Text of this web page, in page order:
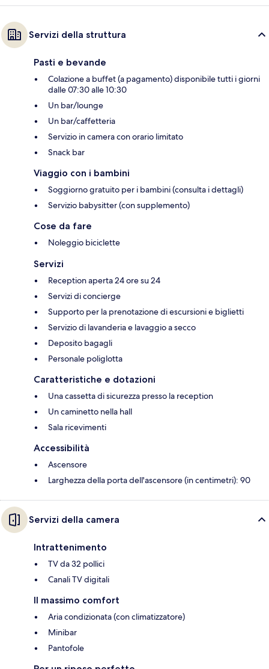
Servizi della struttura
Pasti e bevande
Colazione a buffet (a pagamento) disponibile tutti i giorni
dalle 07:30 alle 10:30
Un bar/lounge
Un bar/caffetteria
Servizio in camera con orario limitato
Snack bar
Viaggio con i bambini
Soggiorno gratuito per i bambini (consulta i dettagli)
Servizio babysitter (con supplemento)
Cose da fare
Noleggio biciclette
Servizi
Reception aperta 24 ore su 24
Servizi di concierge
Supporto per la prenotazione di escursioni e biglietti
Servizio di lavanderia e lavaggio a secco
Deposito bagagli
Personale poliglotta
Caratteristiche e dotazioni
Una cassetta di sicurezza presso la reception
Un caminetto nella hall
Sala ricevimenti
Accessibilità
Ascensore
Larghezza della porta dell'ascensore (in centimetri): 90
Servizi della camera
Intrattenimento
TV da 32 pollici
Canali TV digitali
Il massimo comfort
Aria condizionata (con climatizzatore)
Minibar
Pantofole